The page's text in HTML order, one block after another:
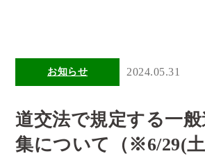
お知らせ 2024.05.31
道交法で規定する一
集について（※6/29(土